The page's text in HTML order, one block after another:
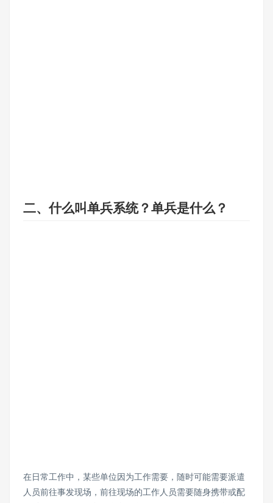
二、什么叫单兵系统？单兵是什么？
在日常工作中，某些单位因为工作需要，随时可能需要派遣
人员前往事发现场，前往现场的工作人员需要随身携带或配